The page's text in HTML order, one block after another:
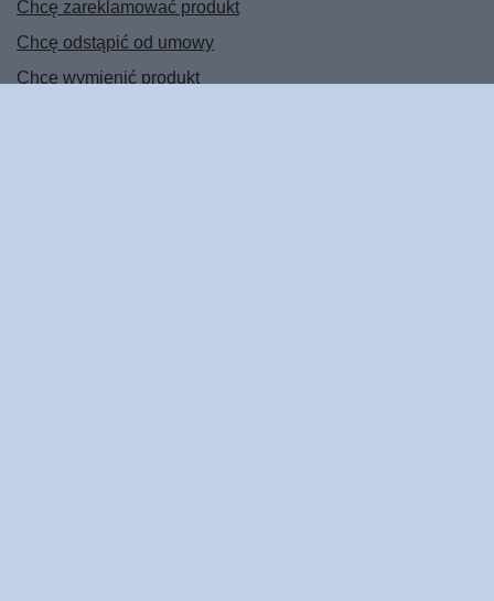
Chcę zareklamować produkt
Chcę odstąpić od umowy
Chcę wymienić produkt